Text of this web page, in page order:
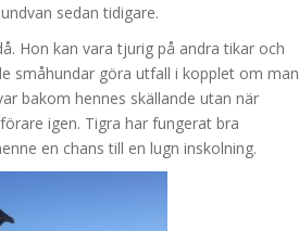
sedan tidigare.
Hon kan vara tjurig på andra tikar och
småhundar göra utfall i kopplet om man
bakom hennes skällande utan när
igen. Tigra har fungerat bra
en chans till en lugn inskolning.